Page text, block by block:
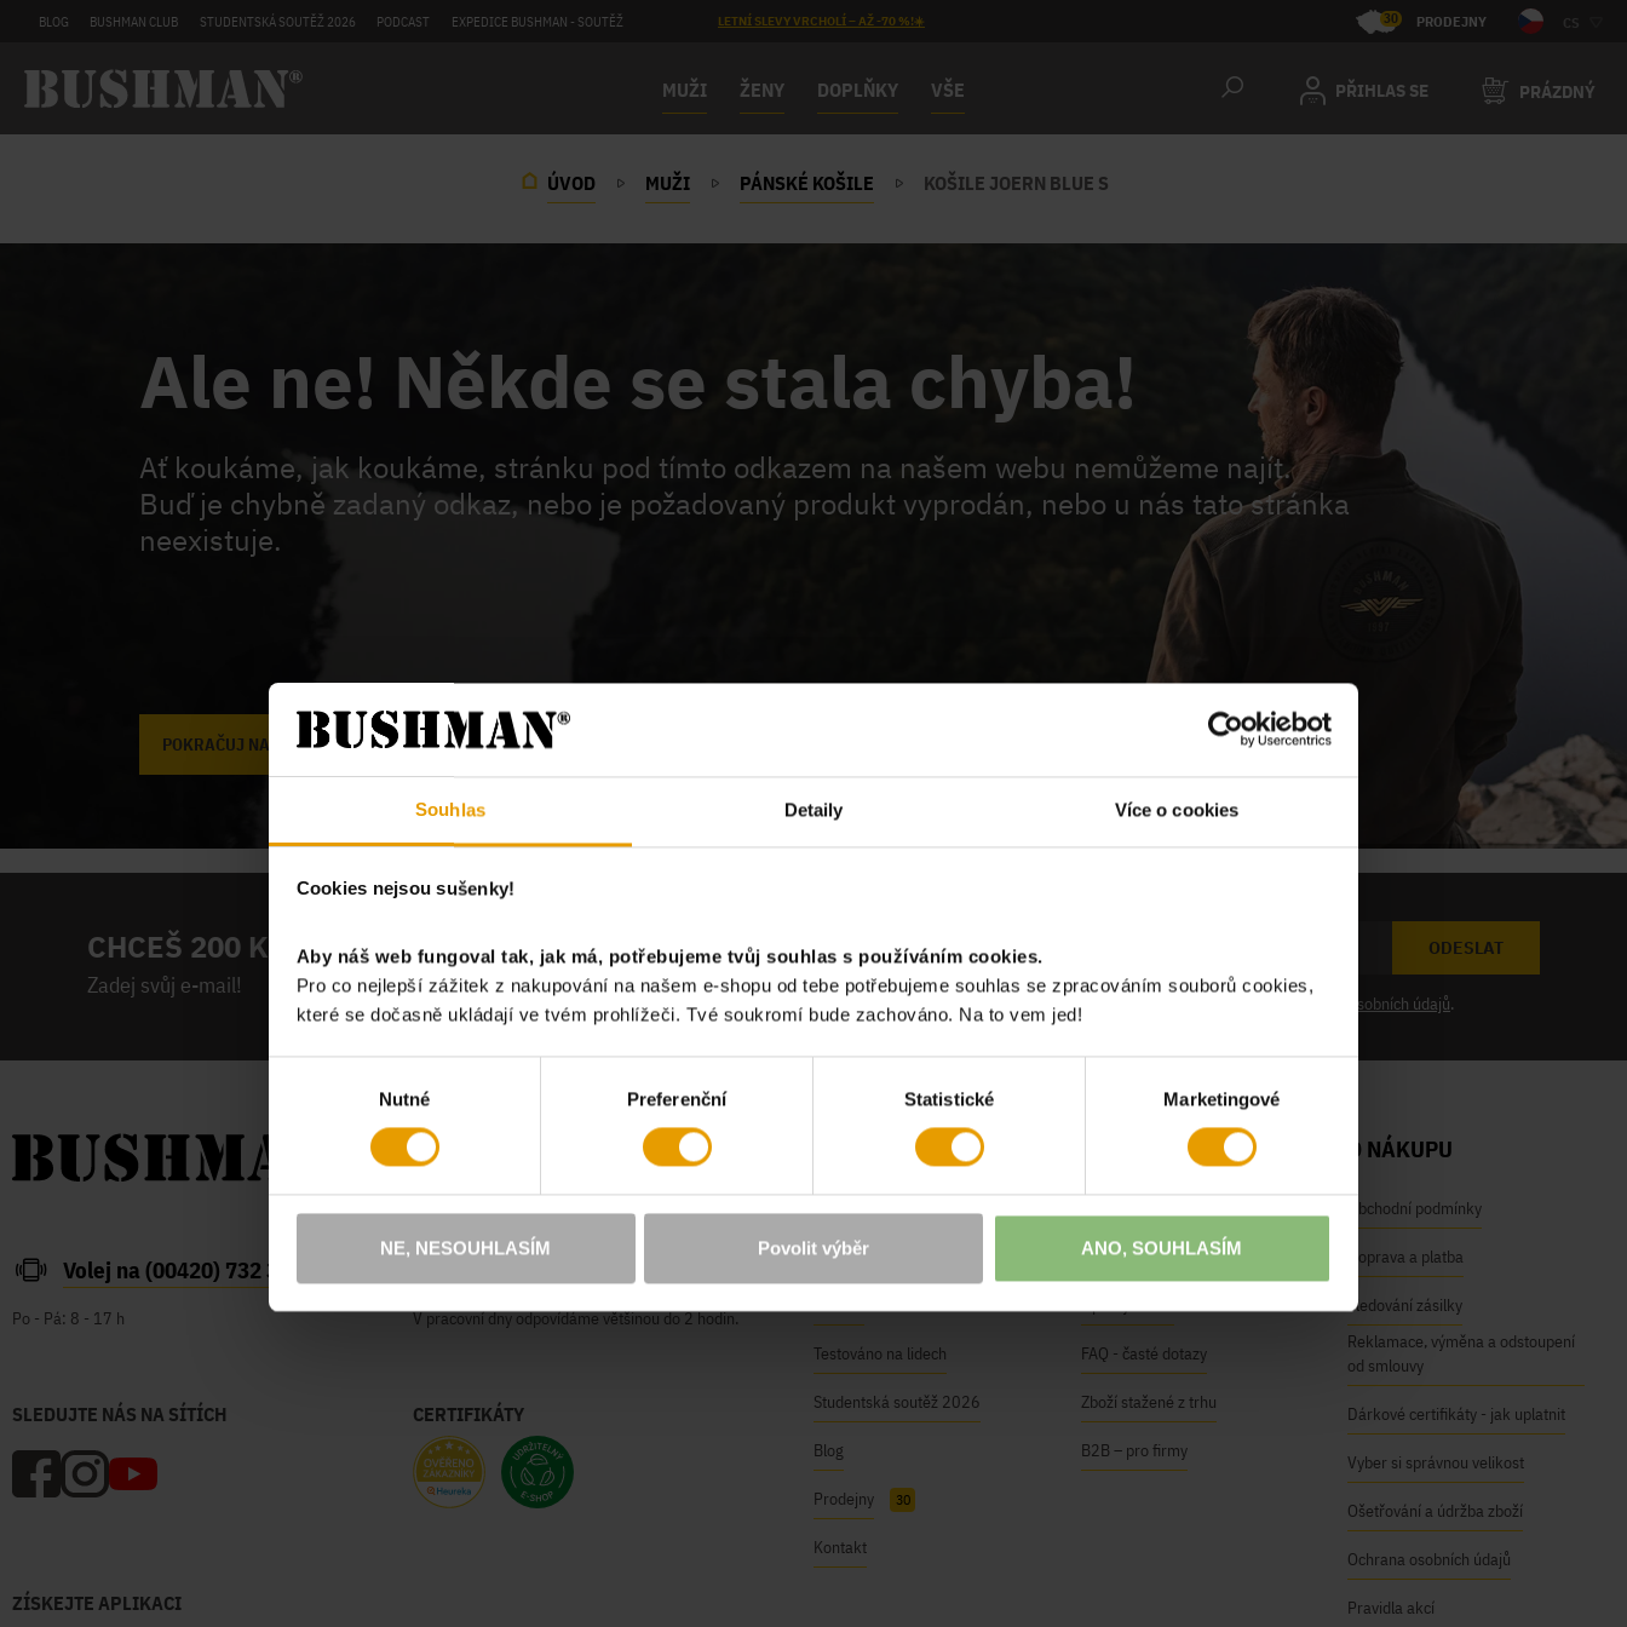
Souhlas Detaily Více o cookies
Cookies nejsou sušenky!
Aby náš web fungoval tak, jak má, potřebujeme tvůj souhlas s používáním cookies.
Pro co nejlepší zážitek z nakupování na našem e-shopu od tebe potřebujeme souhlas se zpracováním souborů cookies,
které se dočasně ukládají ve tvém prohlížeči. Tvé soukromí bude zachováno. Na to vem jed!
Nutné Preferenční Statistické Marketingové
NE, NESOUHLASÍM Povolit výběr ANO, SOUHLASÍM
BLOG BUSHMAN CLUB STUDENTSKÁ SOUTĚŽ 2026 PODCAST EXPEDICE BUSHMAN - SOUTĚŽ LETNÍ SLEVY VRCHOLÍ – AŽ -70 %!☀️ 30 PRODEJNY CS
MUŽI ŽENY DOPLŇKY VŠE PŘIHLAS SE PRÁZDNÝ
ÚVOD MUŽI PÁNSKÉ KOŠILE KOŠILE JOERN BLUE S
Ale ne! Někde se stala chyba!
Ať koukáme, jak koukáme, stránku pod tímto odkazem na našem webu nemůžeme najít.
Buď je chybně zadaný odkaz, nebo je požadovaný produkt vyprodán, nebo u nás tato stránka
neexistuje.
POKRAČUJ NA ÚVODNÍ STRÁNKU
CHCEŠ 200 KČ NA PRVNÍ NÁKUP?
Zadej svůj e-mail!
ODESLAT
Chci odebírat novinky a souhlasím se zpracováním osobních údajů.
Volej na (00420) 732 387 626
Po - Pá: 8 - 17 h V pracovní dny odpovídáme většinou do 2 hodin.
SLEDUJTE NÁS NA SÍTÍCH CERTIFIKÁTY
ZÍSKEJTE APLIKACI
Naše hodnoty
BUSHMAN Club
Kariéra
Testováno na lidech
Studentská soutěž 2026
Blog
Prodejny 30
Kontakt
NAŠE SLUŽBY
Módní inspirace
Úpravy oděvů
FAQ - časté dotazy
Zboží stažené z trhu
B2B – pro firmy
O NÁKUPU
Obchodní podmínky
Doprava a platba
Sledování zásilky
Reklamace, výměna a odstoupení
od smlouvy
Dárkové certifikáty - jak uplatnit
Vyber si správnou velikost
Ošetřování a údržba zboží
Ochrana osobních údajů
Pravidla akcí